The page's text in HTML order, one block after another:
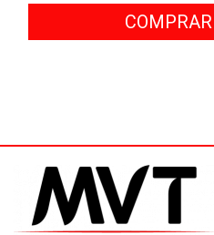
COMPRAR